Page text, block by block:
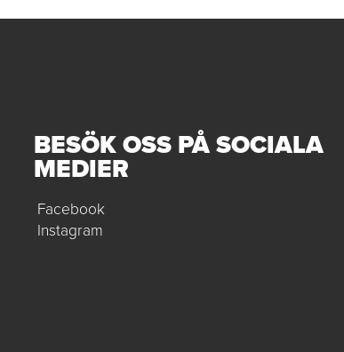
BESÖK OSS PÅ SOCIALA
MEDIER
Facebook
Instagram